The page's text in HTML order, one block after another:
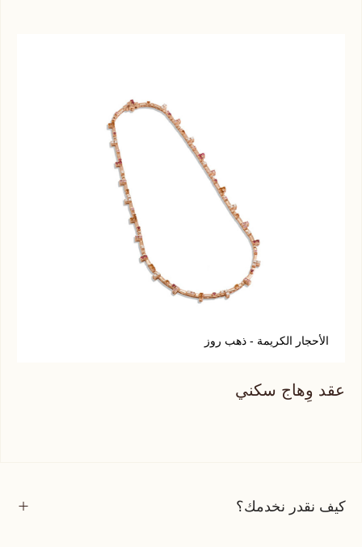
الأحجار الكريمة - ذهب روز
عقد وِهاج سكني
كيف نقدر نخدمك؟